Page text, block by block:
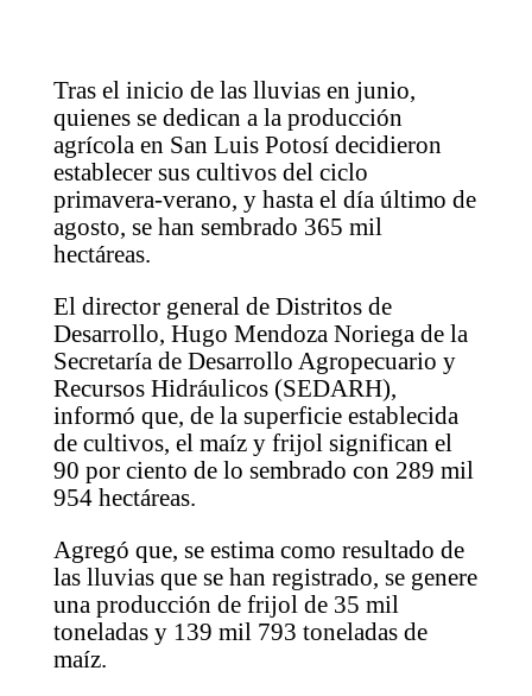
Tras el inicio de las lluvias en junio,
quienes se dedican a la producción
agrícola en San Luis Potosí decidieron
establecer sus cultivos del ciclo
primavera-verano, y hasta el día último de
agosto, se han sembrado 365 mil
hectáreas.
El director general de Distritos de
Desarrollo, Hugo Mendoza Noriega de la
Secretaría de Desarrollo Agropecuario y
Recursos Hidráulicos (SEDARH),
informó que, de la superficie establecida
de cultivos, el maíz y frijol significan el
90 por ciento de lo sembrado con 289 mil
954 hectáreas.
Agregó que, se estima como resultado de
las lluvias que se han registrado, se genere
una producción de frijol de 35 mil
toneladas y 139 mil 793 toneladas de
maíz.